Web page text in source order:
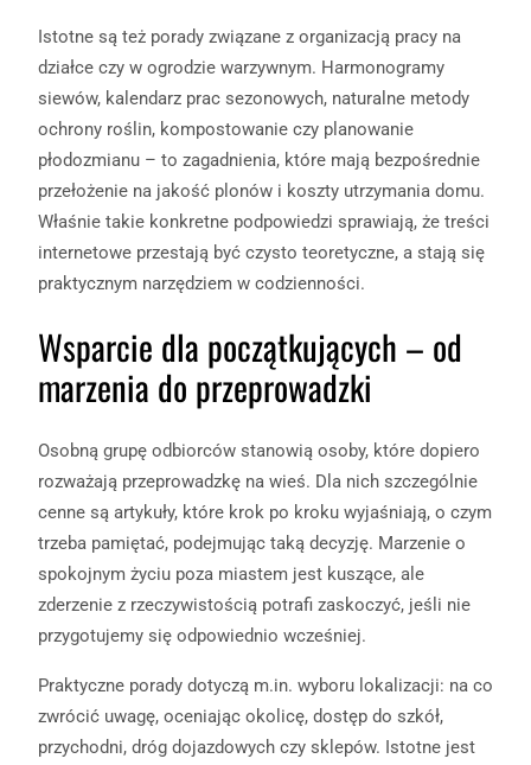
Istotne są też porady związane z organizacją pracy na
działce czy w ogrodzie warzywnym. Harmonogramy
siewów, kalendarz prac sezonowych, naturalne metody
ochrony roślin, kompostowanie czy planowanie
płodozmianu – to zagadnienia, które mają bezpośrednie
przełożenie na jakość plonów i koszty utrzymania domu.
Właśnie takie konkretne podpowiedzi sprawiają, że treści
internetowe przestają być czysto teoretyczne, a stają się
praktycznym narzędziem w codzienności.
Wsparcie dla początkujących – od
marzenia do przeprowadzki
Osobną grupę odbiorców stanowią osoby, które dopiero
rozważają przeprowadzkę na wieś. Dla nich szczególnie
cenne są artykuły, które krok po kroku wyjaśniają, o czym
trzeba pamiętać, podejmując taką decyzję. Marzenie o
spokojnym życiu poza miastem jest kuszące, ale
zderzenie z rzeczywistością potrafi zaskoczyć, jeśli nie
przygotujemy się odpowiednio wcześniej.
Praktyczne porady dotyczą m.in. wyboru lokalizacji: na co
zwrócić uwagę, oceniając okolicę, dostęp do szkół,
przychodni, dróg dojazdowych czy sklepów. Istotne jest